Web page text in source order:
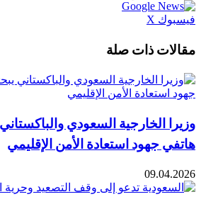
فيسبوك X
البريد
مقالات ذات صلة
وزيرا الخارجية السعودي
هاتفي جهود استعادة الأمن الإقليمي
09.04.2026